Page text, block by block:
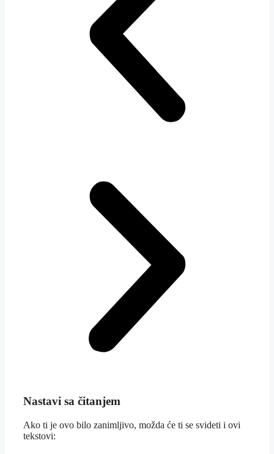
Nastavi sa čitanjem
Ako ti je ovo bilo zanimljivo, možda će ti se svideti i ovi
tekstovi: